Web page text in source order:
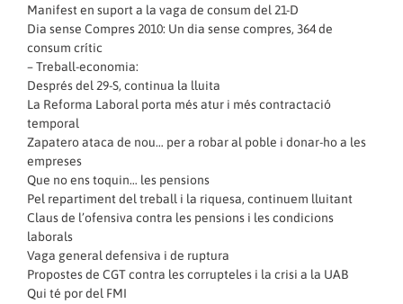
Manifest en suport a la vaga de consum del 21-D
Dia sense Compres 2010: Un dia sense compres, 364 de
consum crític
– Treball-economia:
Després del 29-S, continua la lluita
La Reforma Laboral porta més atur i més contractació
temporal
Zapatero ataca de nou… per a robar al poble i donar-ho a les
empreses
Que no ens toquin… les pensions
Pel repartiment del treball i la riquesa, continuem lluitant
Claus de l’ofensiva contra les pensions i les condicions
laborals
Vaga general defensiva i de ruptura
Propostes de CGT contra les corrupteles i la crisi a la UAB
Qui té por del FMI